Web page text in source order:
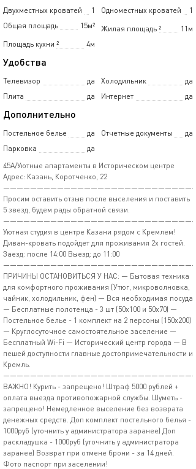
Двухместных кроватей
1 Одноместных кроватей
1
Общая площадь
15м² Жилая площадь 11м
²
Площадь кухни
4м
²
Удобства
Телевизор да Холодильник
да
Плита
да Интернет да
Дополнительно
Постельное белье да Отчетные документы
да
Парковка
да
45А/Уютные апартаменты в Историческом центре
Адрес: Казань, Коротченко, 22
Просим оставить отзыв после выселения и поставить
5 звезд, будем рады обратной связи.
Уютная студия в центре Казани рядом с Кремлем!
Диван-кровать подойдет для проживания 2х гостей.
Заезд: после 14:00 Выезд: до 11:00
ПРИЧИНЫ ОСТАНОВИТЬСЯ У НАС: — Бытовая техника
для комфортного проживания (Утюг, микроволновка,
чайник, холодильник, фен) — Вся необходимая посуда
— Бесплатные полотенца - 3 шт (50х100 и 50х70) —
Постельное белье - 1 комплект на 2 персоны (150х200)
— Круглосуточное самостоятельное заселение —
Бесплатный Wi-Fi — Исторический центр города — В
пешей доступности главные достопримечательности и
Кремль.
ВАЖНО! Курить - запрещено! Штраф 5000 рублей +
оплата выезда противопожарной службы. Шуметь -
запрещено! Немедленное выселение без возврата
денежных средств. Доп комплект постельного белья -
1000руб (уточнить у администратора заранее) Доп
раскладушка - 1000руб (уточнить у администратора
заранее) Возврат при отмене брони - за 14 дней.
Фото паспорт при заселении!